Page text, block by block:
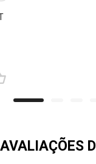
AVALIAÇÕES